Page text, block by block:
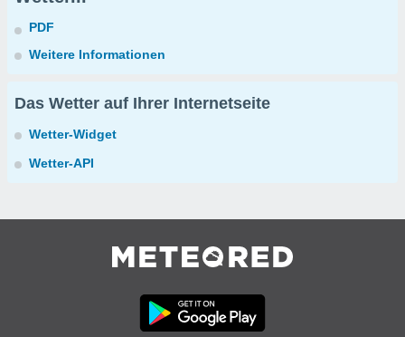
PDF
Weitere Informationen
Das Wetter auf Ihrer Internetseite
Wetter-Widget
Wetter-API